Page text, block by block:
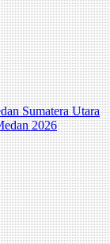
Sumatera Utara
2026